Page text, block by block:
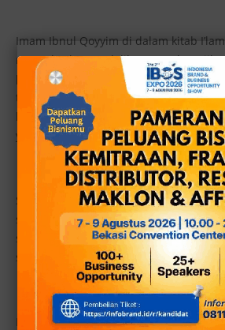
Imam Ibnul Qoyyim di dalam kitab
menyebutkan 46 dalil tentang
[1]. Syaikh Salim Al Hilali menulis kitab
tentang kewajiban mengikuti manhaj
beliau yang berjudul Limadza Ikhtartu
yang telah diterjemahkan ke dalam
Sekedar untuk memudahkan
saudara seiman, secara ringkas kami
sebagian dalil-dalil yang menunjukkan
sahabat dalam beragama.
DALIL DARI AL QUR’AN